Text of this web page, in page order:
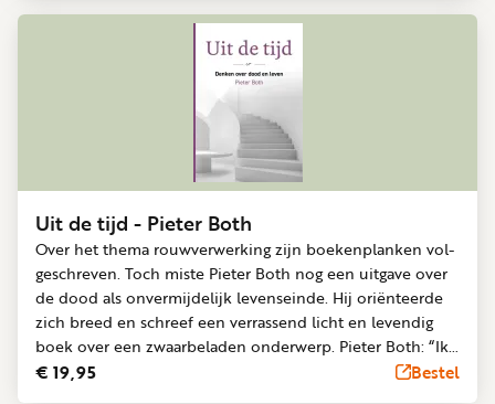
bevrijdingen, genezingen en Gods nabijheid in moeilijke
tijden van ziekte, rouw en verdriet zijn onderwerpen die
in het boek te vinden zijn.De verhalen laten zien dat God
geen verre God is Die Zich teruggetrokken heeft in de
hemel, maar een God Die dichtbij is, elke dag voor ons
zorgt en wonderen verricht.Laat deze getuigenissen je
hart raken en je geloof verdiepen, want de wonderen zijn
Uit de tijd - Pieter Both
Over het thema rouwverwerking zijn boekenplanken vol­
geschreven. Toch miste Pieter Both nog een uitgave over
de dood als onvermijdelijk levenseinde. Hij oriënteerde
zich breed en schreef een verrassend licht en levendig
boek over een zwaarbeladen onderwerp. Pieter Both: “Ik
vind de dood mysterieus en onheilspellend. Geregeld
€ 19,95 Bestel